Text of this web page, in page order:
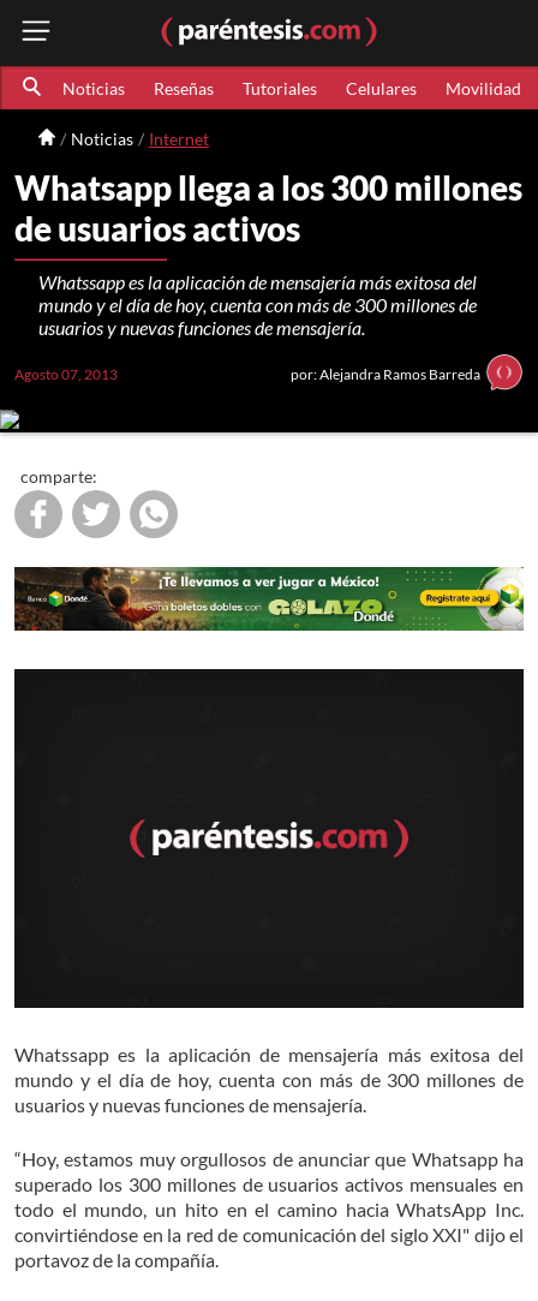
Noticias Reseñas Tutoriales Celulares Movilidad
Noticias Internet
Whatsapp llega a los 300 millones
de usuarios activos
Whatssapp es la aplicación de mensajería más exitosa del
mundo y el día de hoy, cuenta con más de 300 millones de
usuarios y nuevas funciones de mensajería.
Agosto 07, 2013 por: Alejandra Ramos Barreda
comparte:
Whatssapp es la aplicación de mensajería más exitosa del
mundo y el día de hoy, cuenta con más de 300 millones de
usuarios y nuevas funciones de mensajería.
“Hoy, estamos muy orgullosos de anunciar que Whatsapp ha
superado los 300 millones de usuarios activos mensuales en
todo el mundo, un hito en el camino hacia WhatsApp Inc.
convirtiéndose en la red de comunicación del siglo XXI" dijo el
portavoz de la compañía.